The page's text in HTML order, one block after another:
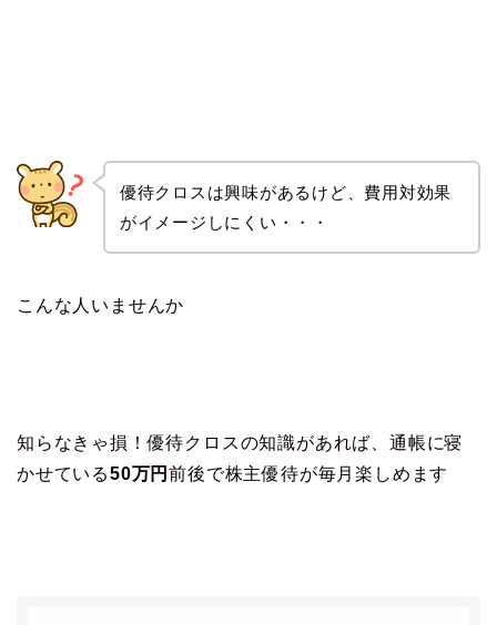
優待クロスは興味があるけど、費用対効果
がイメージしにくい・・・
こんな人いませんか
知らなきゃ損！優待クロスの知識があれば、通帳に寝
かせている50万円前後で株主優待が毎月楽しめます